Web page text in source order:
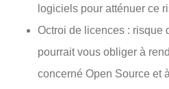
logiciels pour atténuer ce
Octroi de licences : risque
pourrait vous obliger à
concerné Open Source et